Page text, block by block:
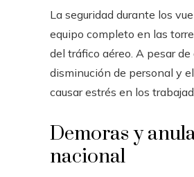
La seguridad durante los
equipo completo en las
del tráfico aéreo. A pesar
disminución de personal y
causar estrés en los
Demoras y
nacional